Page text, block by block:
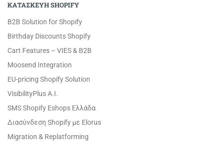
ΚΑΤΑΣΚΕΥΗ SHOPIFY
B2B Solution for Shopify
Birthday Discounts Shopify
Cart Features – VIES & B2B
Moosend Integration
EU-pricing Shopify Solution
VisibilityPlus A.I.
SMS Shopify Eshops Ελλάδα
Διασύνδεση Shopify με Elorus
Migration & Replatforming